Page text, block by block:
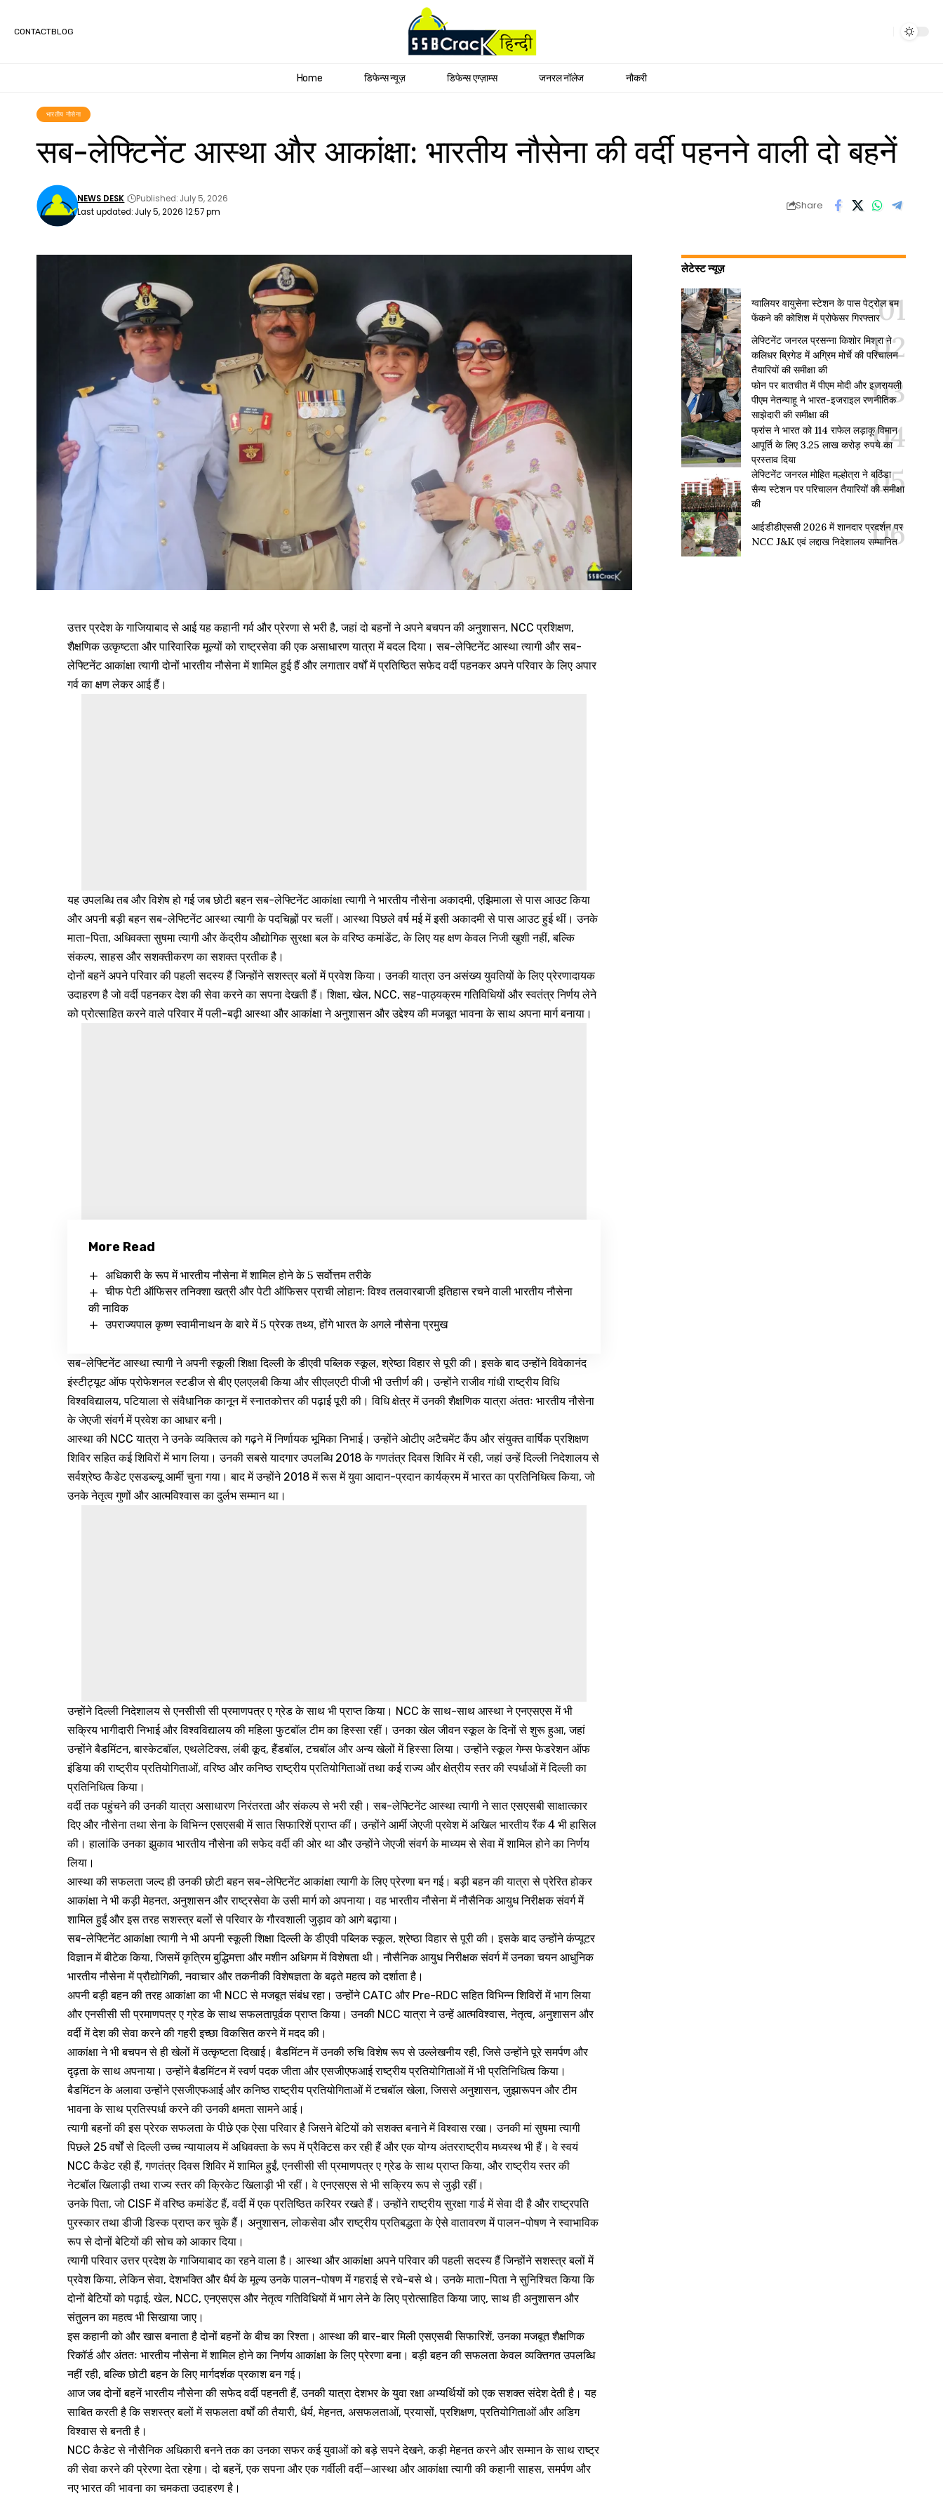
CONTACTBLOG
Home डिफेन्स न्यूज़ डिफेन्स एग्ज़ाम्स जनरल नॉलेज नौकरी
भारतीय नौसेना
सब-लेफ्टिनेंट आस्था और आकांक्षा: भारतीय नौसेना की वर्दी पहनने वाली दो बहनें
Last updated: July 5, 2026 12:57 pm
NEWS DESK Published: July 5, 2026
Share
उत्तर प्रदेश के गाजियाबाद से आई यह कहानी गर्व और प्रेरणा से भरी है, जहां दो बहनों ने अपने बचपन की अनुशासन, NCC प्रशिक्षण,
शैक्षणिक उत्कृष्टता और पारिवारिक मूल्यों को राष्ट्रसेवा की एक असाधारण यात्रा में बदल दिया। सब-लेफ्टिनेंट आस्था त्यागी और सब-
लेफ्टिनेंट आकांक्षा त्यागी दोनों भारतीय नौसेना में शामिल हुई हैं और लगातार वर्षों में प्रतिष्ठित सफेद वर्दी पहनकर अपने परिवार के लिए अपार
गर्व का क्षण लेकर आई हैं।
यह उपलब्धि तब और विशेष हो गई जब छोटी बहन सब-लेफ्टिनेंट आकांक्षा त्यागी ने भारतीय नौसेना अकादमी, एझिमाला से पास आउट किया
और अपनी बड़ी बहन सब-लेफ्टिनेंट आस्था त्यागी के पदचिह्नों पर चलीं। आस्था पिछले वर्ष मई में इसी अकादमी से पास आउट हुई थीं। उनके
माता-पिता, अधिवक्ता सुषमा त्यागी और केंद्रीय औद्योगिक सुरक्षा बल के वरिष्ठ कमांडेंट, के लिए यह क्षण केवल निजी खुशी नहीं, बल्कि
संकल्प, साहस और सशक्तीकरण का सशक्त प्रतीक है।
दोनों बहनें अपने परिवार की पहली सदस्य हैं जिन्होंने सशस्त्र बलों में प्रवेश किया। उनकी यात्रा उन असंख्य युवतियों के लिए प्रेरणादायक
उदाहरण है जो वर्दी पहनकर देश की सेवा करने का सपना देखती हैं। शिक्षा, खेल, NCC, सह-पाठ्यक्रम गतिविधियों और स्वतंत्र निर्णय लेने
को प्रोत्साहित करने वाले परिवार में पली-बढ़ी आस्था और आकांक्षा ने अनुशासन और उद्देश्य की मजबूत भावना के साथ अपना मार्ग बनाया।
More Read
अधिकारी के रूप में भारतीय नौसेना में शामिल होने के 5 सर्वोत्तम तरीके
चीफ पेटी ऑफिसर तनिक्शा खत्री और पेटी ऑफिसर प्राची लोहान: विश्व तलवारबाजी इतिहास रचने वाली भारतीय नौसेना
की नाविक
उपराज्यपाल कृष्ण स्वामीनाथन के बारे में 5 प्रेरक तथ्य, होंगे भारत के अगले नौसेना प्रमुख
सब-लेफ्टिनेंट आस्था त्यागी ने अपनी स्कूली शिक्षा दिल्ली के डीएवी पब्लिक स्कूल, श्रेष्ठा विहार से पूरी की। इसके बाद उन्होंने विवेकानंद
इंस्टीट्यूट ऑफ प्रोफेशनल स्टडीज से बीए एलएलबी किया और सीएलएटी पीजी भी उत्तीर्ण की। उन्होंने राजीव गांधी राष्ट्रीय विधि
विश्वविद्यालय, पटियाला से संवैधानिक कानून में स्नातकोत्तर की पढ़ाई पूरी की। विधि क्षेत्र में उनकी शैक्षणिक यात्रा अंततः भारतीय नौसेना
के जेएजी संवर्ग में प्रवेश का आधार बनी।
आस्था की NCC यात्रा ने उनके व्यक्तित्व को गढ़ने में निर्णायक भूमिका निभाई। उन्होंने ओटीए अटैचमेंट कैंप और संयुक्त वार्षिक प्रशिक्षण
शिविर सहित कई शिविरों में भाग लिया। उनकी सबसे यादगार उपलब्धि 2018 के गणतंत्र दिवस शिविर में रही, जहां उन्हें दिल्ली निदेशालय से
सर्वश्रेष्ठ कैडेट एसडब्ल्यू आर्मी चुना गया। बाद में उन्होंने 2018 में रूस में युवा आदान-प्रदान कार्यक्रम में भारत का प्रतिनिधित्व किया, जो
उनके नेतृत्व गुणों और आत्मविश्वास का दुर्लभ सम्मान था।
उन्होंने दिल्ली निदेशालय से एनसीसी सी प्रमाणपत्र ए ग्रेड के साथ भी प्राप्त किया। NCC के साथ-साथ आस्था ने एनएसएस में भी
सक्रिय भागीदारी निभाई और विश्वविद्यालय की महिला फुटबॉल टीम का हिस्सा रहीं। उनका खेल जीवन स्कूल के दिनों से शुरू हुआ, जहां
उन्होंने बैडमिंटन, बास्केटबॉल, एथलेटिक्स, लंबी कूद, हैंडबॉल, टचबॉल और अन्य खेलों में हिस्सा लिया। उन्होंने स्कूल गेम्स फेडरेशन ऑफ
इंडिया की राष्ट्रीय प्रतियोगिताओं, वरिष्ठ और कनिष्ठ राष्ट्रीय प्रतियोगिताओं तथा कई राज्य और क्षेत्रीय स्तर की स्पर्धाओं में दिल्ली का
प्रतिनिधित्व किया।
वर्दी तक पहुंचने की उनकी यात्रा असाधारण निरंतरता और संकल्प से भरी रही। सब-लेफ्टिनेंट आस्था त्यागी ने सात एसएसबी साक्षात्कार
दिए और नौसेना तथा सेना के विभिन्न एसएसबी में सात सिफारिशें प्राप्त कीं। उन्होंने आर्मी जेएजी प्रवेश में अखिल भारतीय रैंक 4 भी हासिल
की। हालांकि उनका झुकाव भारतीय नौसेना की सफेद वर्दी की ओर था और उन्होंने जेएजी संवर्ग के माध्यम से सेवा में शामिल होने का निर्णय
लिया।
आस्था की सफलता जल्द ही उनकी छोटी बहन सब-लेफ्टिनेंट आकांक्षा त्यागी के लिए प्रेरणा बन गई। बड़ी बहन की यात्रा से प्रेरित होकर
आकांक्षा ने भी कड़ी मेहनत, अनुशासन और राष्ट्रसेवा के उसी मार्ग को अपनाया। वह भारतीय नौसेना में नौसैनिक आयुध निरीक्षक संवर्ग में
शामिल हुईं और इस तरह सशस्त्र बलों से परिवार के गौरवशाली जुड़ाव को आगे बढ़ाया।
सब-लेफ्टिनेंट आकांक्षा त्यागी ने भी अपनी स्कूली शिक्षा दिल्ली के डीएवी पब्लिक स्कूल, श्रेष्ठा विहार से पूरी की। इसके बाद उन्होंने कंप्यूटर
विज्ञान में बीटेक किया, जिसमें कृत्रिम बुद्धिमत्ता और मशीन अधिगम में विशेषता थी। नौसैनिक आयुध निरीक्षक संवर्ग में उनका चयन आधुनिक
भारतीय नौसेना में प्रौद्योगिकी, नवाचार और तकनीकी विशेषज्ञता के बढ़ते महत्व को दर्शाता है।
अपनी बड़ी बहन की तरह आकांक्षा का भी NCC से मजबूत संबंध रहा। उन्होंने CATC और Pre-RDC सहित विभिन्न शिविरों में भाग लिया
और एनसीसी सी प्रमाणपत्र ए ग्रेड के साथ सफलतापूर्वक प्राप्त किया। उनकी NCC यात्रा ने उन्हें आत्मविश्वास, नेतृत्व, अनुशासन और
वर्दी में देश की सेवा करने की गहरी इच्छा विकसित करने में मदद की।
आकांक्षा ने भी बचपन से ही खेलों में उत्कृष्टता दिखाई। बैडमिंटन में उनकी रुचि विशेष रूप से उल्लेखनीय रही, जिसे उन्होंने पूरे समर्पण और
दृढ़ता के साथ अपनाया। उन्होंने बैडमिंटन में स्वर्ण पदक जीता और एसजीएफआई राष्ट्रीय प्रतियोगिताओं में भी प्रतिनिधित्व किया।
बैडमिंटन के अलावा उन्होंने एसजीएफआई और कनिष्ठ राष्ट्रीय प्रतियोगिताओं में टचबॉल खेला, जिससे अनुशासन, जुझारूपन और टीम
भावना के साथ प्रतिस्पर्धा करने की उनकी क्षमता सामने आई।
त्यागी बहनों की इस प्रेरक सफलता के पीछे एक ऐसा परिवार है जिसने बेटियों को सशक्त बनाने में विश्वास रखा। उनकी मां सुषमा त्यागी
पिछले 25 वर्षों से दिल्ली उच्च न्यायालय में अधिवक्ता के रूप में प्रैक्टिस कर रही हैं और एक योग्य अंतरराष्ट्रीय मध्यस्थ भी हैं। वे स्वयं
NCC कैडेट रही हैं, गणतंत्र दिवस शिविर में शामिल हुईं, एनसीसी सी प्रमाणपत्र ए ग्रेड के साथ प्राप्त किया, और राष्ट्रीय स्तर की
नेटबॉल खिलाड़ी तथा राज्य स्तर की क्रिकेट खिलाड़ी भी रहीं। वे एनएसएस से भी सक्रिय रूप से जुड़ी रहीं।
उनके पिता, जो CISF में वरिष्ठ कमांडेंट हैं, वर्दी में एक प्रतिष्ठित करियर रखते हैं। उन्होंने राष्ट्रीय सुरक्षा गार्ड में सेवा दी है और राष्ट्रपति
पुरस्कार तथा डीजी डिस्क प्राप्त कर चुके हैं। अनुशासन, लोकसेवा और राष्ट्रीय प्रतिबद्धता के ऐसे वातावरण में पालन-पोषण ने स्वाभाविक
रूप से दोनों बेटियों की सोच को आकार दिया।
त्यागी परिवार उत्तर प्रदेश के गाजियाबाद का रहने वाला है। आस्था और आकांक्षा अपने परिवार की पहली सदस्य हैं जिन्होंने सशस्त्र बलों में
प्रवेश किया, लेकिन सेवा, देशभक्ति और धैर्य के मूल्य उनके पालन-पोषण में गहराई से रचे-बसे थे। उनके माता-पिता ने सुनिश्चित किया कि
दोनों बेटियों को पढ़ाई, खेल, NCC, एनएसएस और नेतृत्व गतिविधियों में भाग लेने के लिए प्रोत्साहित किया जाए, साथ ही अनुशासन और
संतुलन का महत्व भी सिखाया जाए।
इस कहानी को और खास बनाता है दोनों बहनों के बीच का रिश्ता। आस्था की बार-बार मिली एसएसबी सिफारिशें, उनका मजबूत शैक्षणिक
रिकॉर्ड और अंततः भारतीय नौसेना में शामिल होने का निर्णय आकांक्षा के लिए प्रेरणा बना। बड़ी बहन की सफलता केवल व्यक्तिगत उपलब्धि
नहीं रही, बल्कि छोटी बहन के लिए मार्गदर्शक प्रकाश बन गई।
आज जब दोनों बहनें भारतीय नौसेना की सफेद वर्दी पहनती हैं, उनकी यात्रा देशभर के युवा रक्षा अभ्यर्थियों को एक सशक्त संदेश देती है। यह
साबित करती है कि सशस्त्र बलों में सफलता वर्षों की तैयारी, धैर्य, मेहनत, असफलताओं, प्रयासों, प्रशिक्षण, प्रतियोगिताओं और अडिग
विश्वास से बनती है।
NCC कैडेट से नौसैनिक अधिकारी बनने तक का उनका सफर कई युवाओं को बड़े सपने देखने, कड़ी मेहनत करने और सम्मान के साथ राष्ट्र
की सेवा करने की प्रेरणा देता रहेगा। दो बहनें, एक सपना और एक गर्वीली वर्दी—आस्था और आकांक्षा त्यागी की कहानी साहस, समर्पण और
नए भारत की भावना का चमकता उदाहरण है।
लेटेस्ट न्यूज़
ग्वालियर वायुसेना स्टेशन के पास पेट्रोल बम
फेंकने की कोशिश में प्रोफेसर गिरफ्तार
लेफ्टिनेंट जनरल प्रसन्ना किशोर मिश्रा ने
कलिधर ब्रिगेड में अग्रिम मोर्चे की परिचालन
तैयारियों की समीक्षा की
फोन पर बातचीत में पीएम मोदी और इजरायली
पीएम नेतन्याहू ने भारत-इजराइल रणनीतिक
साझेदारी की समीक्षा की
फ्रांस ने भारत को 114 राफेल लड़ाकू विमान
आपूर्ति के लिए 3.25 लाख करोड़ रुपये का
प्रस्ताव दिया
लेफ्टिनेंट जनरल मोहित मल्होत्रा ने बठिंडा
सैन्य स्टेशन पर परिचालन तैयारियों की समीक्षा
की
आईडीडीएससी 2026 में शानदार प्रदर्शन पर
NCC J&K एवं लद्दाख निदेशालय सम्मानित